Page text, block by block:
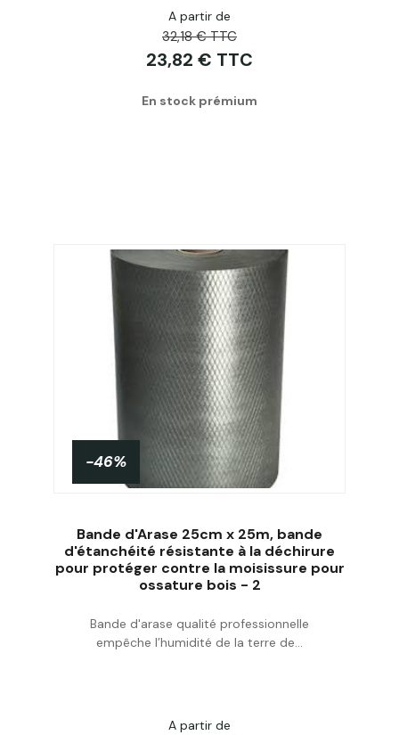
A partir de
32,18 € TTC
23,82 € TTC
En stock prémium
Acheter
-46%
Bande d'Arase 25cm x 25m, bande
d'étanchéité résistante à la déchirure
pour protéger contre la moisissure pour
ossature bois - 2
Bande d'arase qualité professionnelle
empêche l’humidité de la terre de...
A partir de